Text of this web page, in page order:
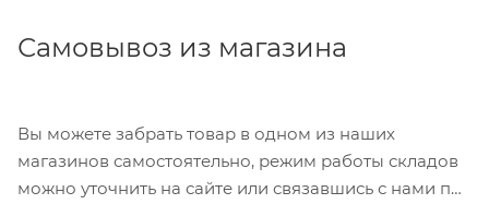
Самовывоз из магазина
Вы можете забрать товар в одном из наших
магазинов самостоятельно, режим работы складов
можно уточнить на сайте или связавшись с нами по